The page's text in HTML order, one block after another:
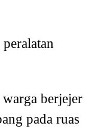
berjejer
pada ruas